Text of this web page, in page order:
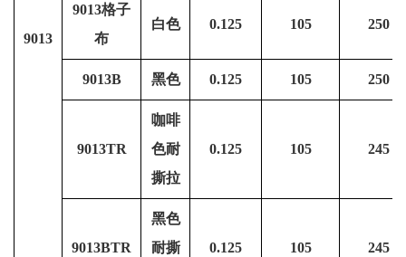
9013
9013格子
布
白色 0.125 105 250
9013B 黑色 0.125 105 250
9013TR
咖啡
色耐
撕拉
0.125 105 245
9013BTR
黑色
耐撕
0.125 105 245